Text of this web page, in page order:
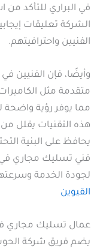
في البراري للتأكد من
الشركة تعليقات
الفنيين واحترافيتهم.
وأيضًا، فإن الفنيين
متقدمة مثل
مما يوفر رؤية واضحة
هذه التقنيات يقلل من
يحافظ على البنية
فني تسليك مجاري
لجودة الخدمة
القيوين
عمال تسليك مجاري
يضم فريق شركة